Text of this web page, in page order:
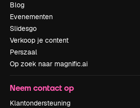
Blog
Evenementen
Slidesgo
Verkoop je content
Perszaal
Op zoek naar magnific.ai
Neem contact op
Klantondersteuning